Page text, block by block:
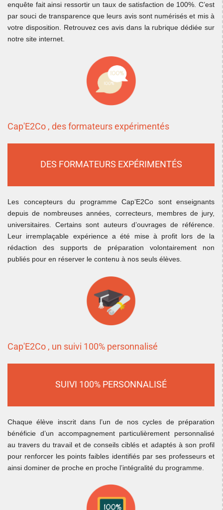
enquête fait ainsi ressortir un taux de satisfaction de 100%. C’est
par souci de transparence que leurs avis sont numérisés et mis à
votre disposition. Retrouvez ces avis dans la rubrique dédiée sur
notre site internet.
Cap'E2Co , des formateurs expérimentés
DES FORMATEURS EXPÉRIMENTÉS
Les concepteurs du programme Cap’E2Co sont enseignants
depuis de nombreuses années, correcteurs, membres de jury,
universitaires. Certains sont auteurs d’ouvrages de référence.
Leur irremplaçable expérience a été mise à profit lors de la
rédaction des supports de préparation volontairement non
publiés pour en réserver le contenu à nos seuls élèves.
Cap'E2Co , un suivi 100% personnalisé
SUIVI 100% PERSONNALISÉ
Chaque élève inscrit dans l’un de nos cycles de préparation
bénéficie d’un accompagnement particulièrement personnalisé
au travers du travail et de conseils ciblés et adaptés à son profil
pour renforcer les points faibles identifiés par ses professeurs et
ainsi dominer de proche en proche l’intégralité du programme.